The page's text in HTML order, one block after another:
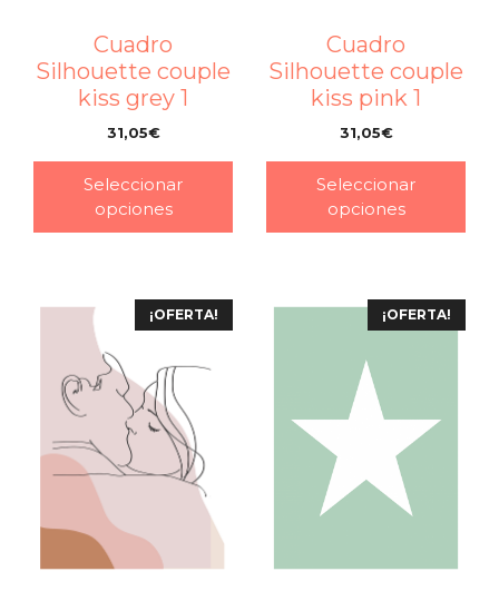
Cuadro
Silhouette couple
kiss grey 1
31,05€
Seleccionar
opciones
Cuadro
Silhouette couple
kiss pink 1
31,05€
Seleccionar
opciones
¡OFERTA! ¡OFERTA!